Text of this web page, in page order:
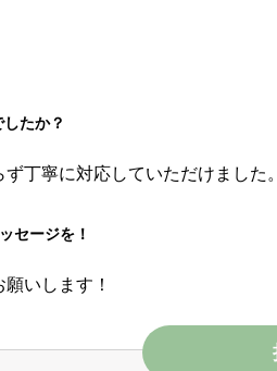
たか？
丁寧に対応していただけました。
セージを！
いします！